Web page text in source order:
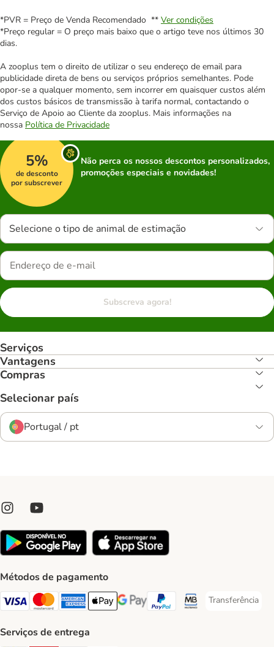
*PVR = Preço de Venda Recomendado ** Ver condições
*Preço regular = O preço mais baixo que o artigo teve nos últimos 30
dias.
A zooplus tem o direito de utilizar o seu endereço de email para
publicidade direta de bens ou serviços próprios semelhantes. Pode
opor-se a qualquer momento, sem incorrer em quaisquer custos além
dos custos básicos de transmissão à tarifa normal, contactando o
Serviço de Apoio ao Cliente da zooplus. Mais informações na
nossa Política de Privacidade
5%
de desconto
por subscrever
Não perca os nossos descontos personalizados,
promoções especiais e novidades!
Selecione o tipo de animal de estimação
Subscreva agora!
Serviços
Vantagens
Compras
Selecionar país
Portugal / pt
Métodos de pagamento
Visa Payment Method
Mastercard Payment Method
American Express Payment Method
Apple Pay Payment Method
Google Pay Payment Method
PayPal Payment Method
Multibanco Payment
Transferência
Transferência
Serviços de entrega